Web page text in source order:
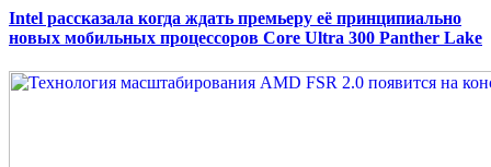
Intel рассказала когда ждать премьеру её принципиально
новых мобильных процессоров Core Ultra 300 Panther Lake